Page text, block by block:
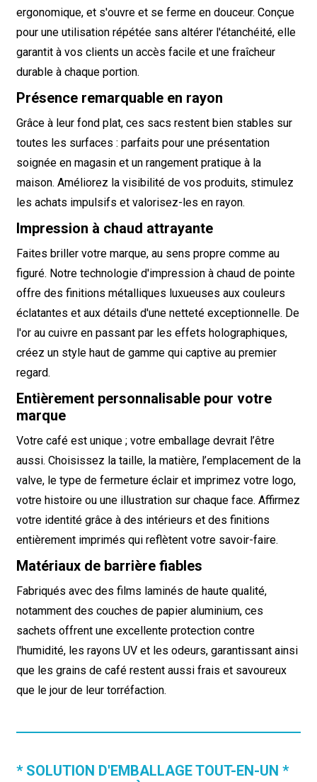
ergonomique, et s'ouvre et se ferme en douceur. Conçue
pour une utilisation répétée sans altérer l'étanchéité, elle
garantit à vos clients un accès facile et une fraîcheur
durable à chaque portion.
Présence remarquable en rayon
Grâce à leur fond plat, ces sacs restent bien stables sur
toutes les surfaces : parfaits pour une présentation
soignée en magasin et un rangement pratique à la
maison. Améliorez la visibilité de vos produits, stimulez
les achats impulsifs et valorisez-les en rayon.
Impression à chaud attrayante
Faites briller votre marque, au sens propre comme au
figuré. Notre technologie d'impression à chaud de pointe
offre des finitions métalliques luxueuses aux couleurs
éclatantes et aux détails d'une netteté exceptionnelle. De
l'or au cuivre en passant par les effets holographiques,
créez un style haut de gamme qui captive au premier
regard.
Entièrement personnalisable pour votre
marque
Votre café est unique ; votre emballage devrait l’être
aussi. Choisissez la taille, la matière, l’emplacement de la
valve, le type de fermeture éclair et imprimez votre logo,
votre histoire ou une illustration sur chaque face. Affirmez
votre identité grâce à des intérieurs et des finitions
entièrement imprimés qui reflètent votre savoir-faire.
Matériaux de barrière fiables
Fabriqués avec des films laminés de haute qualité,
notamment des couches de papier aluminium, ces
sachets offrent une excellente protection contre
l'humidité, les rayons UV et les odeurs, garantissant ainsi
que les grains de café restent aussi frais et savoureux
que le jour de leur torréfaction.
* SOLUTION D'EMBALLAGE TOUT-EN-UN *